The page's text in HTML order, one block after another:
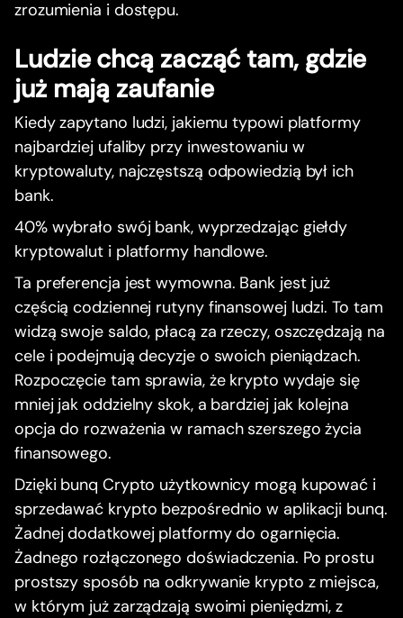
zrozumienia i dostępu.
Ludzie chcą zacząć tam, gdzie
już mają zaufanie
Kiedy zapytano ludzi, jakiemu typowi platformy
najbardziej ufaliby przy inwestowaniu w
kryptowaluty, najczęstszą odpowiedzią był ich
bank.
40% wybrało swój bank, wyprzedzając giełdy
kryptowalut i platformy handlowe.
Ta preferencja jest wymowna. Bank jest już
częścią codziennej rutyny finansowej ludzi. To tam
widzą swoje saldo, płacą za rzeczy, oszczędzają na
cele i podejmują decyzje o swoich pieniądzach.
Rozpoczęcie tam sprawia, że krypto wydaje się
mniej jak oddzielny skok, a bardziej jak kolejna
opcja do rozważenia w ramach szerszego życia
finansowego.
Dzięki bunq Crypto użytkownicy mogą kupować i
sprzedawać krypto bezpośrednio w aplikacji bunq.
Żadnej dodatkowej platformy do ogarnięcia.
Żadnego rozłączonego doświadczenia. Po prostu
prostszy sposób na odkrywanie krypto z miejsca,
w którym już zarządzają swoimi pieniędzmi, z